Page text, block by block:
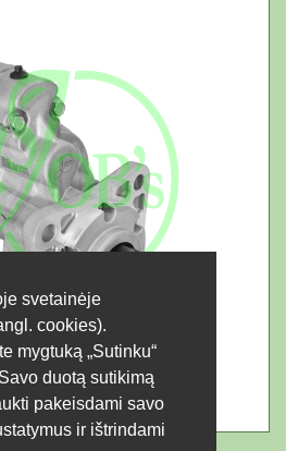
svetainėje
cookies).
mygtuką „Sutinku“
duotą sutikimą
pakeisdami savo
ir ištrindami
produktai